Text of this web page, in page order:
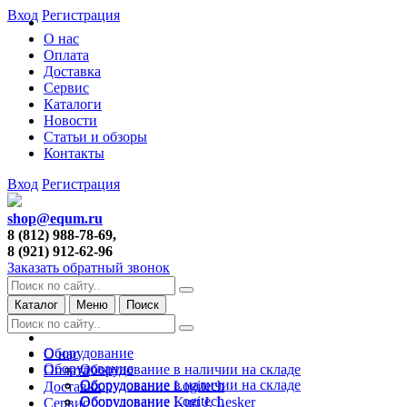
О нас
Оплата
Доставка
Сервис
Каталоги
Новости
Статьи и обзоры
Контакты
Вход Регистрация
Вход Регистрация
shop@equm.ru
8 (812) 988-78-69,
8 (921) 912-62-96
Заказать обратный звонок
Каталог Меню Поиск
О нас
Оплата
Доставка
Сервис
Оборудование
Оборудование в наличии на складе
Оборудование Logitech
Оборудование Kurt J. Lesker
Оборудование
Оборудование в наличии на складе
Оборудование Logitech